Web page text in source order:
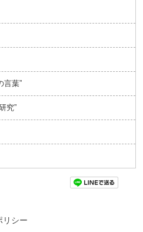
言葉”
究”
リシー